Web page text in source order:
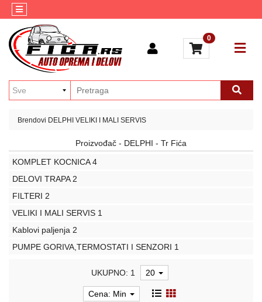
0
Kategorije
AUTO
KOZMETIKA
MAZIVA
AUTO
ELEKTRIKA
ALATI
GUME
Brendovi
Blog
Brendovi DELPHI VELIKI I MALI SERVIS
Proizvođač - DELPHI - Tr Fića
KOMPLET KOCNICA 4
DELOVI TRAPA 2
FILTERI 2
VELIKI I MALI SERVIS 1
Kablovi paljenja 2
PUMPE GORIVA,TERMOSTATI I SENZORI 1
UKUPNO: 1 20
Cena: Min